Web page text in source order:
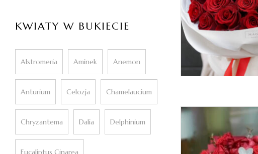
KWIATY W BUKIECIE
Alstromeria Aminek Anemon
Anturium Celozja Chamelaucium
Chryzantema Dalia Delphinium
Eucaliptus Cinarea